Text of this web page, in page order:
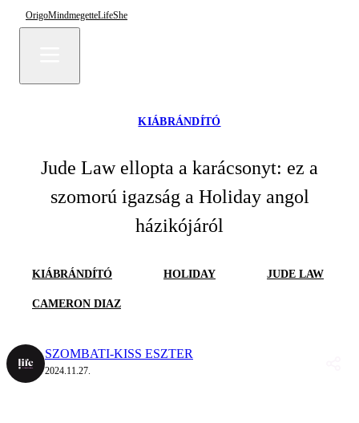
OrigoMindmegetteLifeShe
KIÁBRÁNDÍTÓ
Jude Law ellopta a karácsonyt: ez a
szomorú igazság a Holiday angol
házikójáról
KIÁBRÁNDÍTÓ HOLIDAY JUDE LAW
CAMERON DIAZ
SZOMBATI-KISS ESZTER
2024.11.27.